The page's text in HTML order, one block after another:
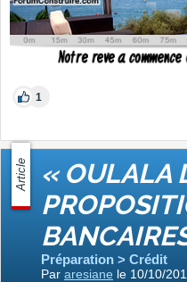
1
Article « OULALA
Préparation > Crédit
Par aresiane le 10/10/